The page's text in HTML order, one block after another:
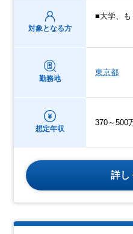
対象となる方
■大学、も
勤務地
東京都
想定年収
370～500
詳し